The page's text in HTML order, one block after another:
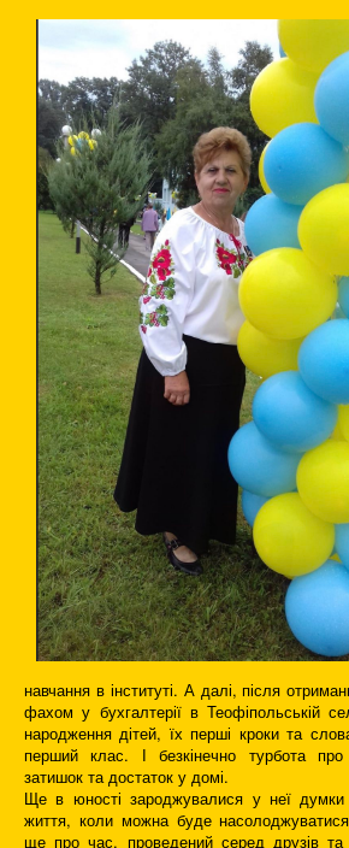
навчання в інституті. А далі, після
фахом у бухгалтерії в Теофіпольській
народження дітей, їх перші кроки та
перший клас. І безкінечно турбота
затишок та достаток у домі.
Ще в юності зароджувалися у неї думки
життя, коли можна буде
ще про час, проведений серед друзів